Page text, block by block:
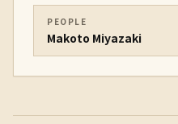
PEOPLE
Makoto Miyazaki